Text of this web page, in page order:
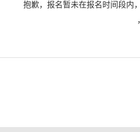
抱歉，报名暂未在报名时间段内